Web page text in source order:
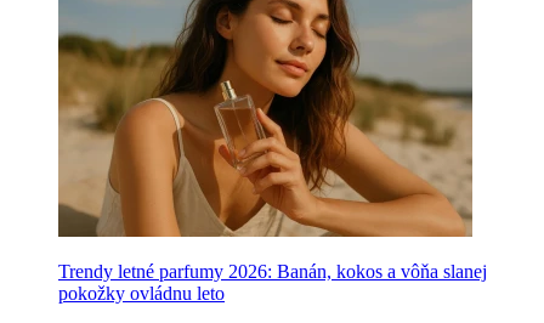
Trendy letné parfumy 2026: Banán, kokos a vôňa slanej
pokožky ovládnu leto